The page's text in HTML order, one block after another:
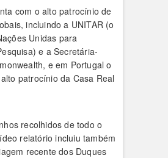
com o alto patrocínio de
incluindo a UNITAR (o
Unidas para
e a Secretária-
e em Portugal o
patrocínio da Casa Real
recolhidos de todo o
relatório incluiu também
recente dos Duques